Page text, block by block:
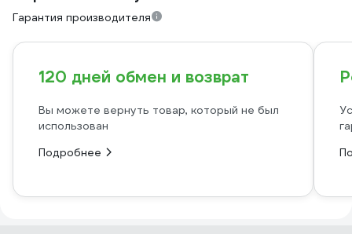
Гарантия производителя
120 дней обмен и возврат
Вы можете вернуть товар, который не был
использован
Подробнее